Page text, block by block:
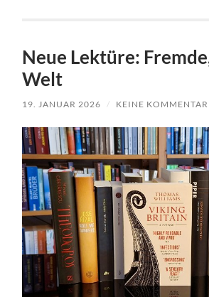
Neue Lektüre:
Welt
19. JANUAR 2026 / KEINE